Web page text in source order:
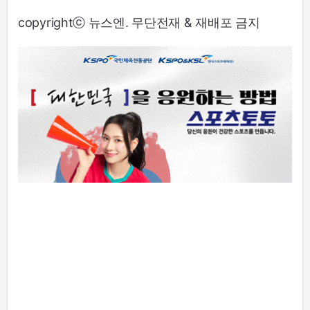
copyrightⓒ 뉴스엔. 무단전재 & 재배포 금지